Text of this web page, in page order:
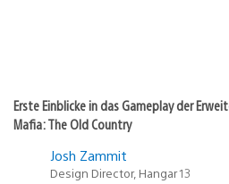
Erste Einblicke in das Gameplay der
Mafia: The Old Country
Josh Zammit
Design Director, Hangar 13